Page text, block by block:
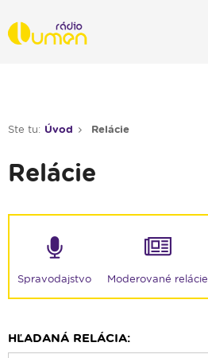
Ste tu: Úvod Relácie
Relácie
Spravodajstvo Moderované relácie
HĽADANÁ RELÁCIA: